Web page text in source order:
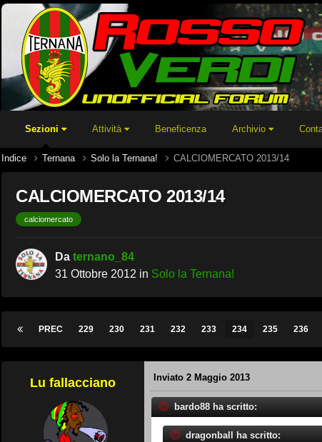
Sezioni Attività Beneficenza Archivio
Indice Ternana Solo la Ternana! CALCIOMERCATO 2013/14
CALCIOMERCATO 2013/14
calciomercato
Da ternano_84
31 Ottobre 2012 in Solo la Ternana!
PREC 229 230 231 232 233 234 235 236
Lu fallacciano Inviato 2 Maggio 2013
bardo88 ha scritto:
dragonball ha scritto: